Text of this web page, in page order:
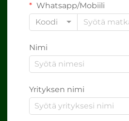
Whatsapp/Mobiili
Koodi
Nimi
Yrityksen nimi